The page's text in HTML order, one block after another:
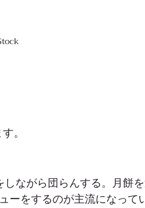
。
ながら団らんする。月餅を
をするのが主流になって